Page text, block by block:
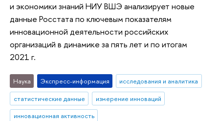
и экономики знаний НИУ ВШЭ анализирует новые
данные Росстата по ключевым показателям
инновационной деятельности российских
организаций в динамике за пять лет и по итогам
2021 г.
Наука Экспресс-информация
исследования и аналитика
статистические данные
измерение инноваций
инновационная активность